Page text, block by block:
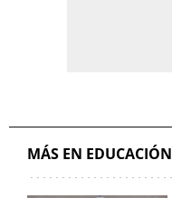
MÁS EN EDUCACIÓN